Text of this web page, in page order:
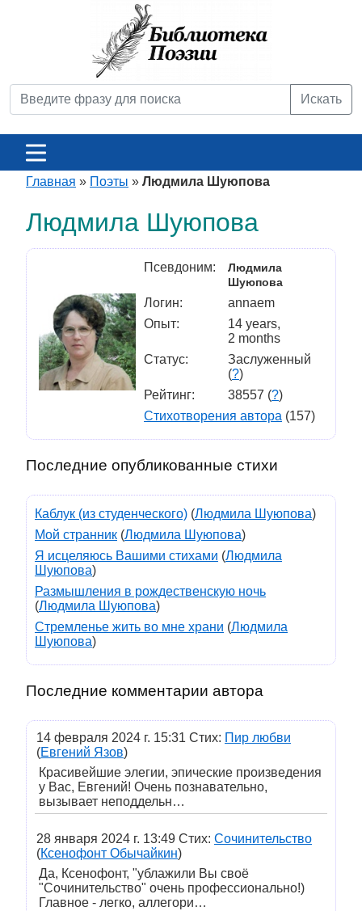
Искать
Главная » Поэты » Людмила Шуюпова
Людмила Шуюпова
Псевдоним:
Людмила
Шуюпова
Логин:
annaem
Опыт:
14 years,
2 months
Статус:
Заслуженный
(?)
Рейтинг:
38557 (?)
Стихотворения автора (157)
Последние опубликованные стихи
Каблук (из студенческого) (Людмила Шуюпова)
Мой странник (Людмила Шуюпова)
Я исцеляюсь Вашими стихами (Людмила
Шуюпова)
Размышления в рождественскую ночь
(Людмила Шуюпова)
Стремленье жить во мне храни (Людмила
Шуюпова)
Последние комментарии автора
14 февраля 2024 г. 15:31 Стих: Пир любви
(Евгений Язов)
Красивейшие элегии, эпические произведения
у Вас, Евгений! Очень познавательно,
вызывает неподдельн…
28 января 2024 г. 13:49 Стих: Сочинительство
(Ксенофонт Обычайкин)
Да, Ксенофонт, "ублажили Вы своё
"Сочинительство" очень профессионально!)
Главное - легко, аллегори…